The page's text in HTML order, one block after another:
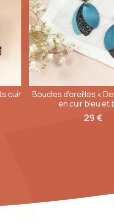
apporte ainsi une seconde
qui dure.
cuir
Boucles d’oreilles «
en cuir bleu et
29 €